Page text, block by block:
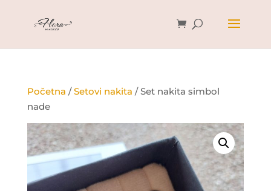
Početna /Setovi nakita / Set nakita simbol
nade